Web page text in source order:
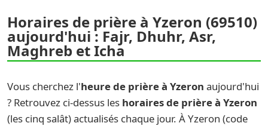
Horaires de prière à Yzeron (69510)
aujourd'hui : Fajr, Dhuhr, Asr,
Maghreb et Icha
Vous cherchez l'heure de prière à Yzeron aujourd'hui
? Retrouvez ci-dessus les horaires de prière à Yzeron
(les cinq salât) actualisés chaque jour. À Yzeron (code